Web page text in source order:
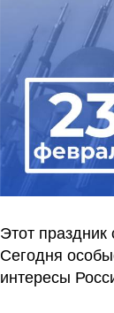
Этот
Сегодня
интересы